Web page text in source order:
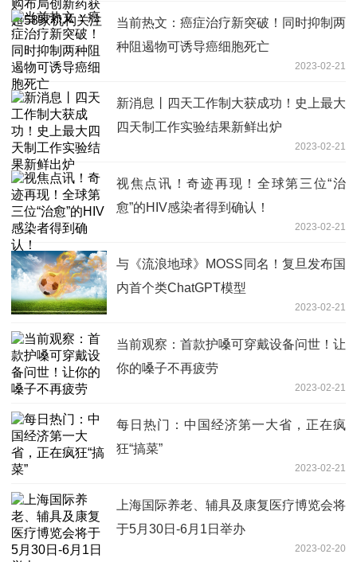
当前热文：癌症治疗新突破！同时抑制两
种阻遏物可诱导癌细胞死亡
2023-02-21
新消息丨四天工作制大获成功！史上最大
四天制工作实验结果新鲜出炉
2023-02-21
视焦点讯！奇迹再现！全球第三位“治
愈”的HIV感染者得到确认！
2023-02-21
与《流浪地球》MOSS同名！复旦发布国
内首个类ChatGPT模型
2023-02-21
当前观察：首款护嗓可穿戴设备问世！让
你的嗓子不再疲劳
2023-02-21
每日热门：中国经济第一大省，正在疯
狂“搞菜”
2023-02-21
上海国际养老、辅具及康复医疗博览会将
于5月30日-6月1日举办
2023-02-20